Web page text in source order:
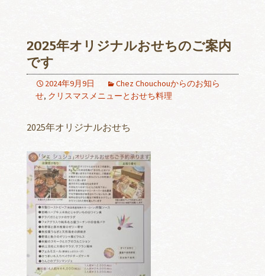
2025年オリジナルおせちのご案内
です
2024年9月9日
Chez Chouchouからのお知ら
せ, クリスマスメニューとおせち料理
2025年オリジナルおせち